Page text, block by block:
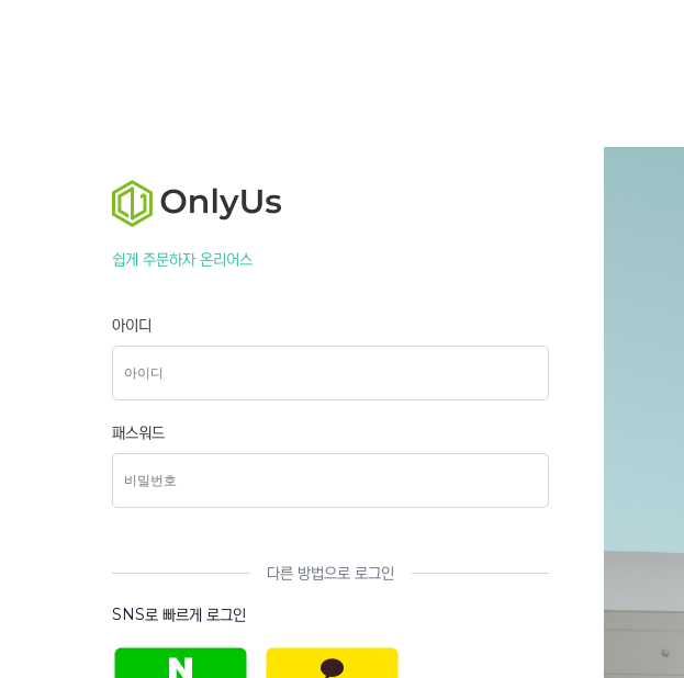
쉽게 주문하자 온리어스
아이디
패스워드
다른 방법으로 로그인
SNS로 빠르게 로그인